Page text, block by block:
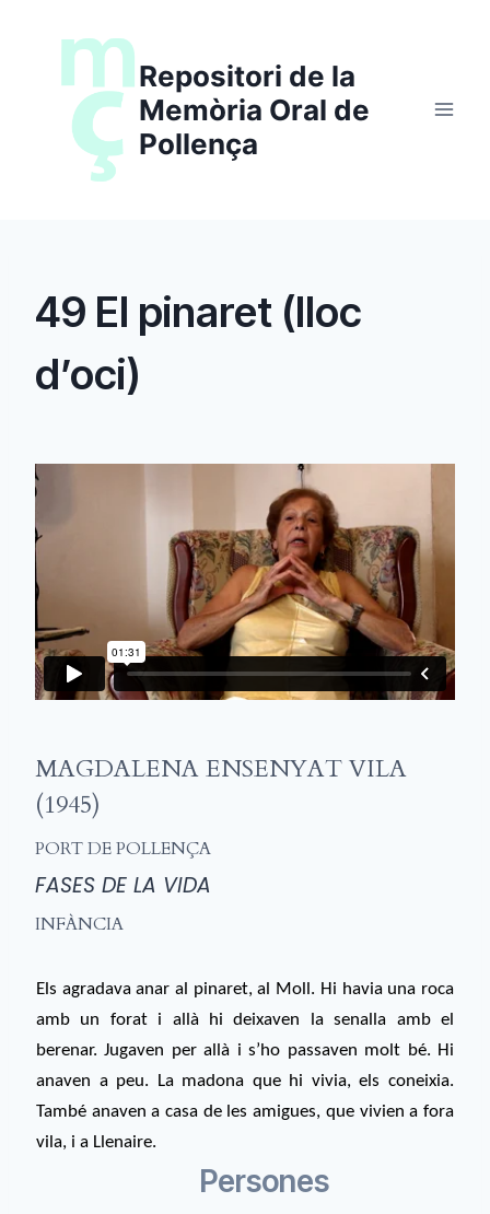
Repositori de la
Memòria Oral de
Pollença
49 El pinaret (lloc
d’oci)
MAGDALENA ENSENYAT VILA
(1945)
PORT DE POLLENÇA
FASES DE LA VIDA
INFÀNCIA
Els agradava anar al pinaret, al Moll. Hi havia una roca
amb un forat i allà hi deixaven la senalla amb el
berenar. Jugaven per allà i s’ho passaven molt bé. Hi
anaven a peu. La madona que hi vivia, els coneixia.
També anaven a casa de les amigues, que vivien a fora
vila, i a Llenaire.
Persones